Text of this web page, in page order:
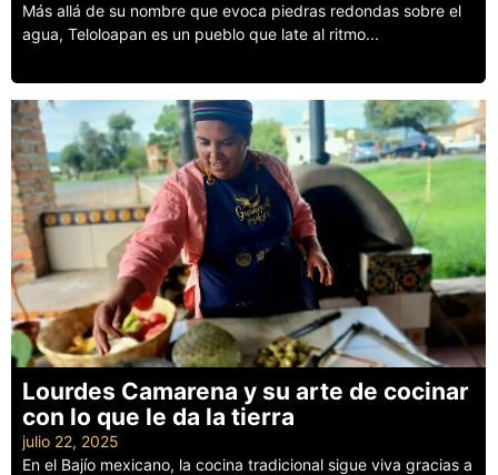
Más allá de su nombre que evoca piedras redondas sobre el
agua, Teloloapan es un pueblo que late al ritmo...
Lourdes Camarena y su arte de cocinar
con lo que le da la tierra
julio 22, 2025
En el Bajío mexicano, la cocina tradicional sigue viva gracias a